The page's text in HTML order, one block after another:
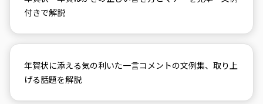
付きで解説
年賀状に添える気の利いた一言コメントの文例集、取り上
げる話題を解説